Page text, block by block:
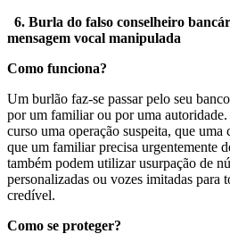
6. Burla do falso conselheiro
mensagem vocal manipulada
Como funciona?
Um burlão faz-se passar pelo seu
por um familiar ou por uma autoridade.
curso uma operação suspeita, que uma
que um familiar precisa urgentemente
também podem utilizar usurpação de
personalizadas ou vozes imitadas para
credível.
Como se proteger?